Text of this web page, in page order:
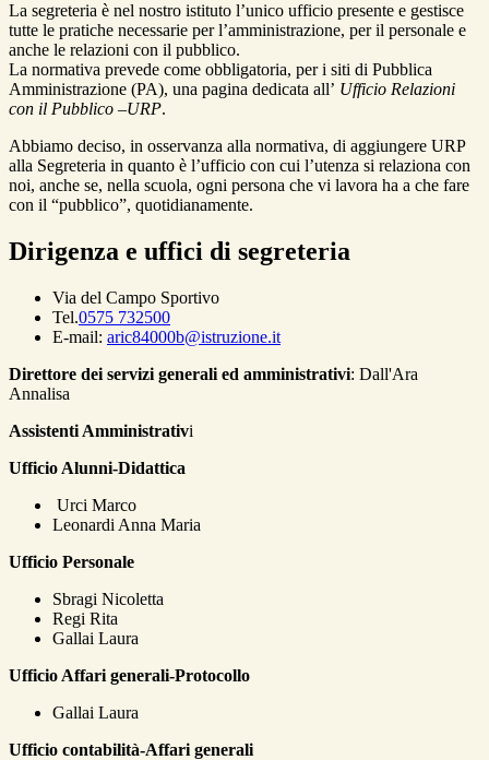
La segreteria è nel nostro istituto l’unico ufficio presente e gestisce
tutte le pratiche necessarie per l’amministrazione, per il personale e
anche le relazioni con il pubblico.
La normativa prevede come obbligatoria, per i siti di Pubblica
Amministrazione (PA), una pagina dedicata all’ Ufficio Relazioni
con il Pubblico –URP.
Abbiamo deciso, in osservanza alla normativa, di aggiungere URP
alla Segreteria in quanto è l’ufficio con cui l’utenza si relaziona con
noi, anche se, nella scuola, ogni persona che vi lavora ha a che fare
con il “pubblico”, quotidianamente.
Dirigenza e uffici di segreteria
Via del Campo Sportivo
Tel.0575 732500
E-mail: aric84000b@istruzione.it
Direttore dei servizi generali ed amministrativi: Dall'Ara
Annalisa
Assistenti Amministrativi
Ufficio Alunni-Didattica
Urci Marco
Leonardi Anna Maria
Ufficio Personale
Sbragi Nicoletta
Regi Rita
Gallai Laura
Ufficio Affari generali-Protocollo
Gallai Laura
Ufficio contabilità-Affari generali